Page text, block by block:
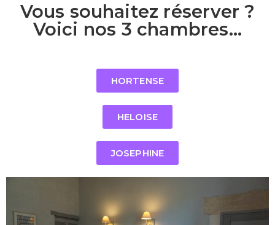
Vous souhaitez réserver ?
Voici nos 3 chambres...
HORTENSE
HELOISE
JOSEPHINE